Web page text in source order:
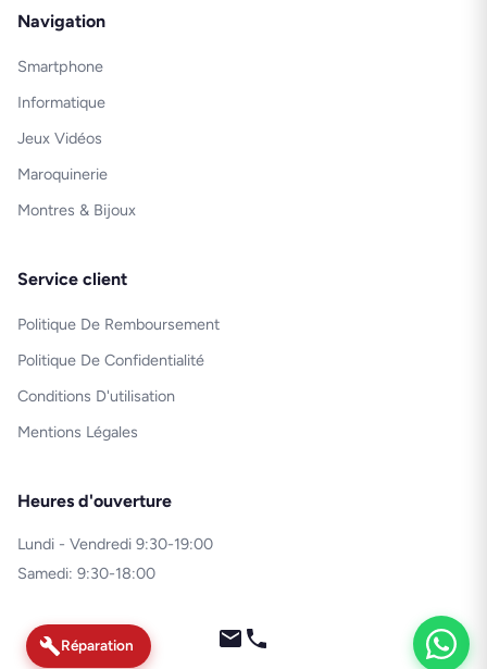
Navigation
Smartphone
Informatique
Jeux Vidéos
Maroquinerie
Montres & Bijoux
Service client
Politique De Remboursement
Politique De Confidentialité
Conditions D'utilisation
Mentions Légales
Heures d'ouverture
Lundi - Vendredi 9:30-19:00
Samedi: 9:30-18:00
Réparation